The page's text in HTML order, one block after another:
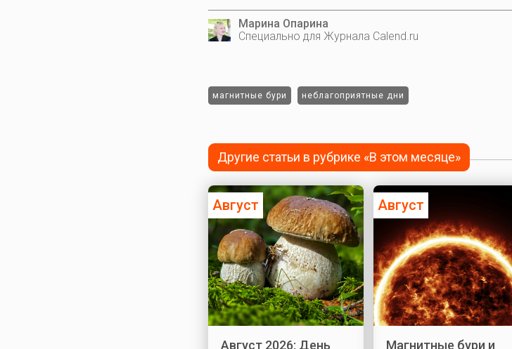
Марина Опарина
Специально для Журнала Calend.ru
магнитные бури неблагоприятные дни
Другие статьи в рубрике «В этом месяце»
Август
Август 2026: День
Август
Магнитные бури и